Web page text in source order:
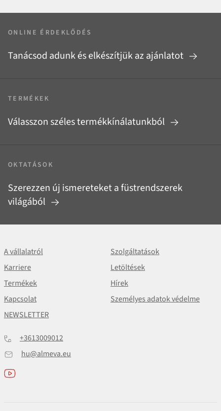
ONLINE ÉRDEKLŐDÉS
Tanácsod adunk és elkészítjük az ajánlatot
TERMÉKEK
Válasszon széles termékkínálatunkból
OKTATÁSOK
Szerezzen új ismereteket a füstrendszerek
világából
A vállalatról
Szolgáltatások
Karriere
Letöltések
Termékek
Hírek
Kapcsolat
Személyes adatok védelme
NEWSLETTER
+3613009012
hu@almeva.eu